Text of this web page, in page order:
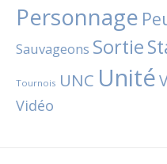
Personnage
Sauvageons Sortie
Tournois UNC Unité
Vidéo